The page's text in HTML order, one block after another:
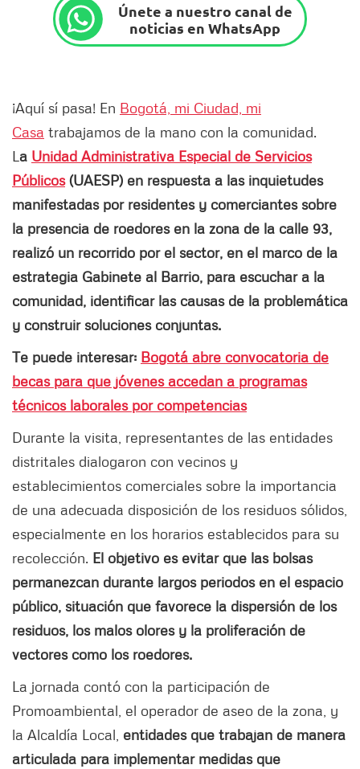
Únete a nuestro canal de
noticias en WhatsApp
¡Aquí sí pasa! En Bogotá, mi Ciudad, mi
Casa trabajamos de la mano con la comunidad.
L a Unidad Administrativa Especial de Servicios
Públicos(UAESP) en respuesta a las inquietudes
manifestadas por residentes y comerciantes sobre
la presencia de roedores en la zona de la calle 93,
realizó un recorrido por el sector, en el marco de la
estrategia Gabinete al Barrio, para escuchar a la
comunidad, identificar las causas de la problemática
y construir soluciones conjuntas.
Te puede interesar: Bogotá abre convocatoria de
becas para que jóvenes accedan a programas
técnicos laborales por competencias
Durante la visita, representantes de las entidades
distritales dialogaron con vecinos y
establecimientos comerciales sobre la importancia
de una adecuada disposición de los residuos sólidos,
especialmente en los horarios establecidos para su
recolección. El objetivo es evitar que las bolsas
permanezcan durante largos periodos en el espacio
público, situación que favorece la dispersión de los
residuos, los malos olores y la proliferación de
vectores como los roedores.
La jornada contó con la participación de
Promoambiental, el operador de aseo de la zona, y
la Alcaldía Local, entidades que trabajan de manera
articulada para implementar medidas que